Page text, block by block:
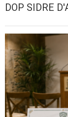
DOP SIDRE